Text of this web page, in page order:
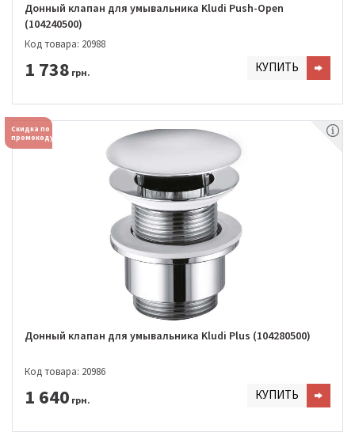
Донный клапан для умывальника Kludi Push-Open
(104240500)
Код товара: 20988
1 738 грн. КУПИТЬ
Скидка по
промокоду
Донный клапан для умывальника Kludi Plus (104280500)
Код товара: 20986
1 640 грн. КУПИТЬ